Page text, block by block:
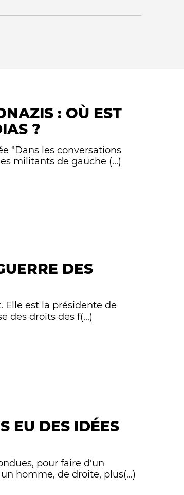
Qui sommes-nous ?
: OÙ EST
?
"Dans les conversations
militants de gauche (...)
DES
Elle est la présidente de
des droits des f(...)
EU DES IDÉES
pour faire d'un
homme, de droite, plus(...)